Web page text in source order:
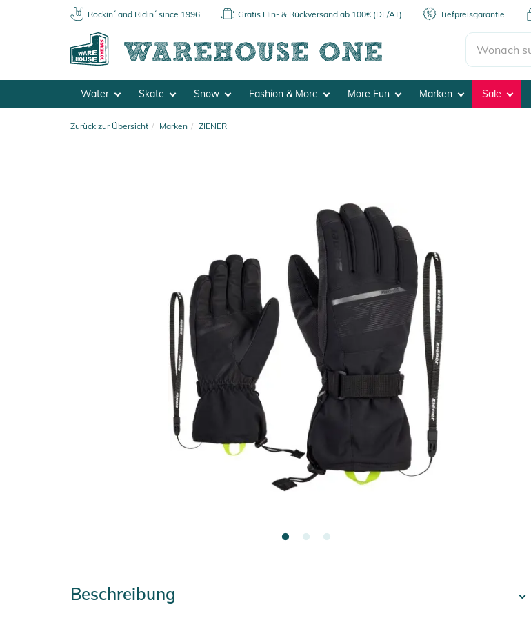
Rockin´ and Ridin´ since 1996 Gratis Hin- & Rückversand ab 100€ (DE/AT) Tiefpreisgarantie
Water Skate Snow Fashion & More More Fun Marken Sale
Zurück zur Übersicht Marken ZIENER
Beschreibung